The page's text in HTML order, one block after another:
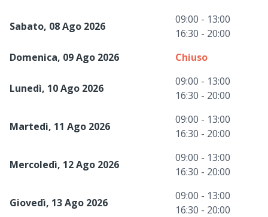
Sabato, 08 Ago 2026
09:00 - 13:00
16:30 - 20:00
Domenica, 09 Ago 2026
Chiuso
Lunedì, 10 Ago 2026
09:00 - 13:00
16:30 - 20:00
Martedì, 11 Ago 2026
09:00 - 13:00
16:30 - 20:00
Mercoledì, 12 Ago 2026
09:00 - 13:00
16:30 - 20:00
Giovedì, 13 Ago 2026
09:00 - 13:00
16:30 - 20:00